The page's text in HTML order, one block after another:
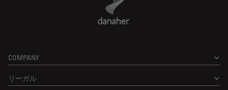
COMPANY
リーガル